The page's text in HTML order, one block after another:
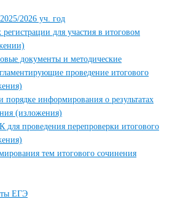
2026 уч. год
для участия в итоговом
документы и методические
проведение итогового
порядке информирования о результатах
(изложения)
проведения перепроверки итогового
тем итогового сочинения
ЕГЭ